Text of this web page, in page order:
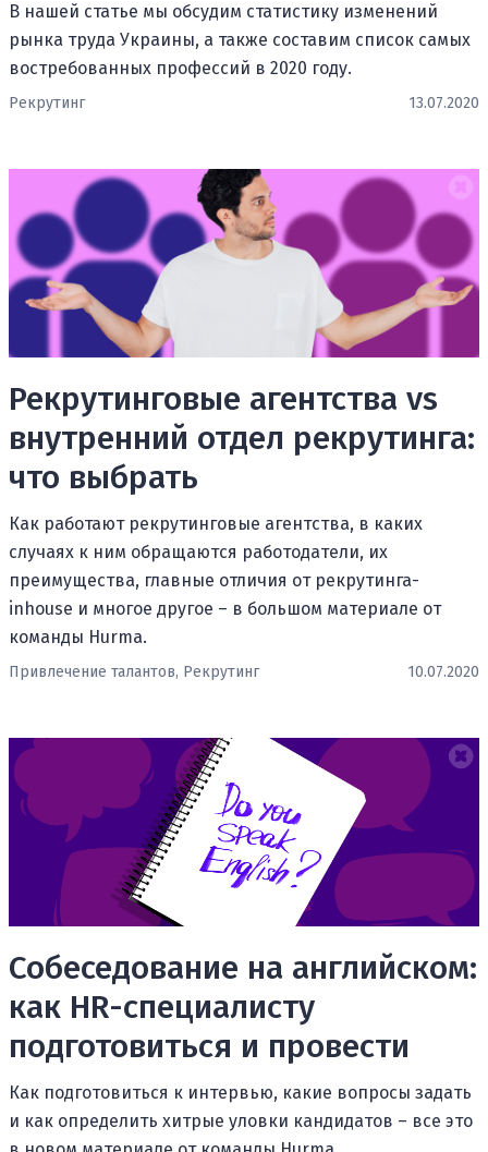
В нашей статье мы обсудим статистику изменений
рынка труда Украины, а также составим список самых
востребованных профессий в 2020 году.
Рекрутинг 13.07.2020
Рекрутинговые агентства vs
внутренний отдел рекрутинга:
что выбрать
Как работают рекрутинговые агентства, в каких
случаях к ним обращаются работодатели, их
преимущества, главные отличия от рекрутинга-
inhouse и многое другое – в большом материале от
команды Hurma.
Привлечение талантов, Рекрутинг 10.07.2020
Собеседование на английском:
как HR-специалисту
подготовиться и провести
Как подготовиться к интервью, какие вопросы задать
и как определить хитрые уловки кандидатов – все это